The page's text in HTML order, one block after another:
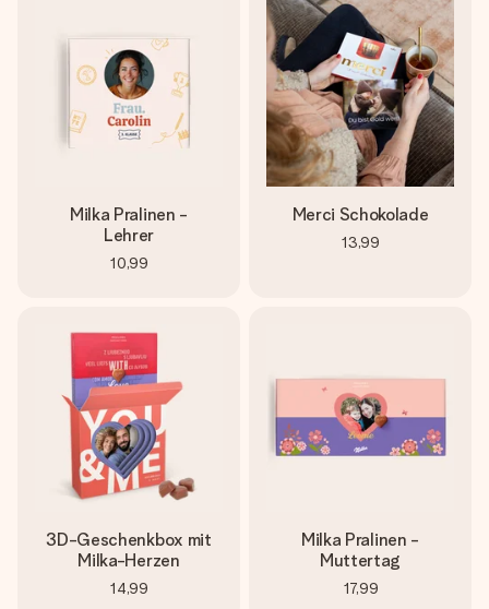
Milka Pralinen -
Lehrer
10,99
Merci Schokolade
13,99
3D-Geschenkbox mit
Milka-Herzen
14,99
Milka Pralinen -
Muttertag
17,99